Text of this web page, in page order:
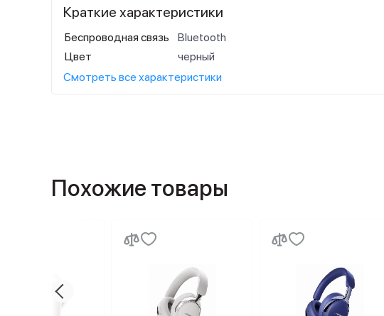
Краткие характеристики
Беспроводная связь
Bluetooth
Цвет
черный
Смотреть все характеристики
Похожие товары